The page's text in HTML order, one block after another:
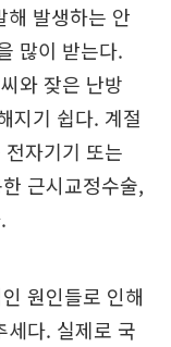
해 발생하는 안
많이 받는다.
와 잦은 난방
지기 쉽다. 계절
자기기 또는
근시교정수술,
원인들로 인해
세다. 실제로 국